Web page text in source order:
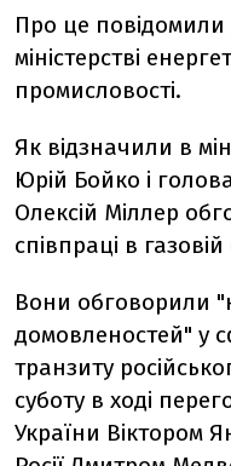
Про це повідомили
міністерстві
промисловості.
Як відзначили в
Юрій Бойко і
Олексій Міллер
співпраці в газовій
Вони обговорили
домовленостей" у
транзиту
суботу в ході
України Віктором